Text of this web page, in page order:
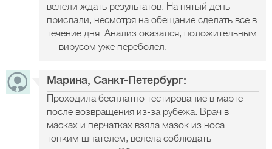
велели ждать результатов. На пятый день
прислали, несмотря на обещание сделать все в
течение дня. Анализ оказался, положительным
— вирусом уже переболел.
Марина, Санкт-Петербург:
Проходила бесплатно тестирование в марте
после возвращения из-за рубежа. Врач в
масках и перчатках взяла мазок из носа
тонким шпателем, велела соблюдать